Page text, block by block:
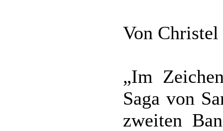
Von Christel
„Im
Saga von
zweiten